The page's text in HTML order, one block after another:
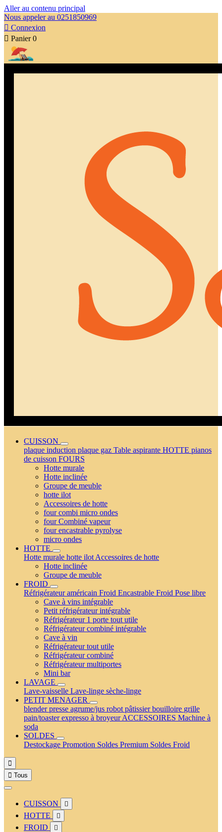
Aller au contenu principal
Nous appeler au 0251850969
 Connexion
 Panier 0
CUISSON
plaque induction plaque gaz Table aspirante HOTTE pianos
de cuisson FOURS
Hotte murale
Hotte inclinée
Groupe de meuble
hotte ilot
Accessoires de hotte
four combi micro ondes
four Combiné vapeur
four encastrable pyrolyse
micro ondes
HOTTE
Hotte murale hotte ilot Accessoires de hotte
Hotte inclinée
Groupe de meuble
FROID
Réfrigérateur américain Froid Encastrable Froid Pose libre
Cave à vins intégrable
Petit réfrigérateur intégrable
Réfrigérateur 1 porte tout utile
Réfrigérateur combiné intégrable
Cave à vin
Réfrigérateur tout utile
Réfrigérateur combiné
Réfrigérateur multiportes
Mini bar
LAVAGE
Lave-vaisselle Lave-linge sèche-linge
PETIT MENAGER
blenderpresse agrume/jus robot pâtissierbouilloire grille
pain/toasterexpresso à broyeurACCESSOIRES Machine à
soda
SOLDES
Destockage Promotion Soldes Premium Soldes Froid

 Tous
CUISSON 
HOTTE 
FROID 